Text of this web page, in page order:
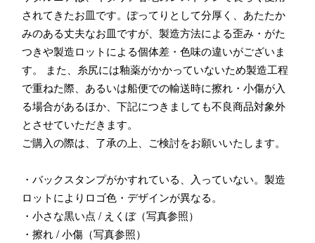
されてきたお皿です。ぽってりとして分厚く、あたたか
みのある丈夫なお皿ですが、製造方法による歪み・がた
つきや製造ロットによる個体差・色味の違いがございま
す。 また、糸尻には釉薬がかかっていないため製造工程
で重ねた際、あるいは船便での輸送時に擦れ・小傷が入
る場合があるほか、下記につきましても不良商品対象外
とさせていただきます。
ご購入の際は、了承の上、ご検討をお願いいたします。
・バックスタンプがかすれている、入っていない。製造
ロットによりロゴ色・デザインが異なる。
・小さな黒い点 / えくぼ（写真参照）
・擦れ / 小傷（写真参照）